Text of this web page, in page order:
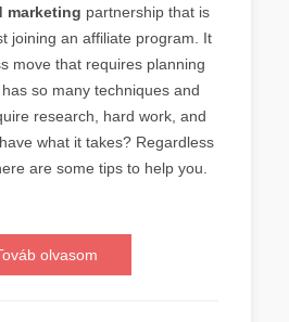
marketing partnership that is
joining an affiliate program. It
move that requires planning
so many techniques and
research, hard work, and
what it takes? Regardless
are some tips to help you.
olvasom